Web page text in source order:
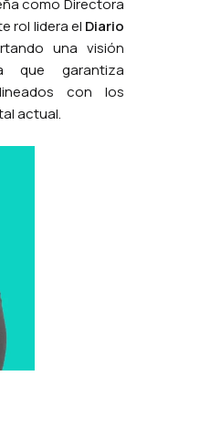
como Directora
rol lidera el Diario
una visión
que garantiza
con los
actual.